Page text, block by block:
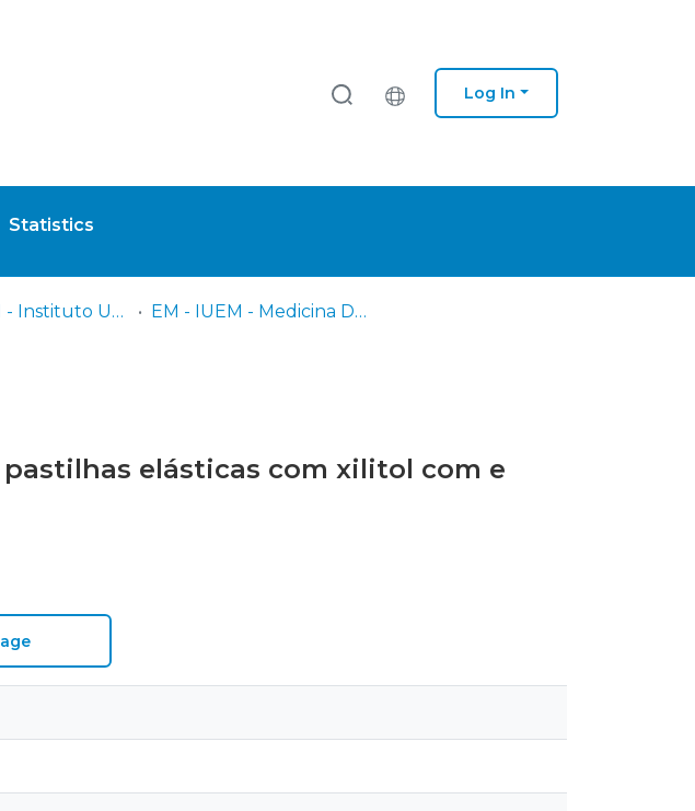
Log In
Statistics
EM - IUEM - Instituto Universitário Egas Moniz
EM - IUEM - Medicina Dentária
elásticas com xilitol com e